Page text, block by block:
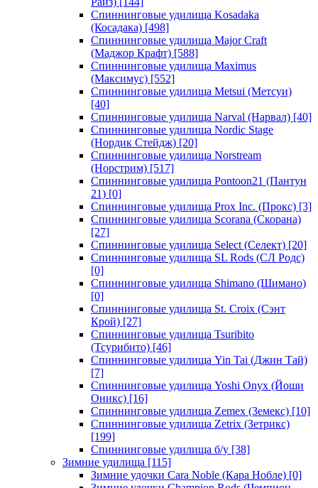
Спиннинговые удилища Kosadaka
(Косадака) [498]
Спиннинговые удилища Major Craft
(Маджор Крафт) [588]
Спиннинговые удилища Maximus
(Максимус) [552]
Спиннинговые удилища Metsui (Метсуи)
[40]
Спиннинговые удилища Narval (Нарвал) [40]
Спиннинговые удилища Nordic Stage
(Нордик Стейдж) [20]
Спиннинговые удилища Norstream
(Норстрим) [517]
Спиннинговые удилища Pontoon21 (Пантун
21) [0]
Спиннинговые удилища Prox Inc. (Прокс) [3]
Спиннинговые удилища Scorana (Скорана)
[27]
Спиннинговые удилища Select (Селект) [20]
Спиннинговые удилища SL Rods (СЛ Родс)
[0]
Спиннинговые удилища Shimano (Шимано)
[0]
Спиннинговые удилища St. Croix (Сэнт
Крой) [27]
Спиннинговые удилища Tsuribito
(Тсурибито) [46]
Спиннинговые удилища Yin Tai (Джин Тай)
[7]
Спиннинговые удилища Yoshi Onyx (Йоши
Оникс) [16]
Спиннинговые удилища Zemex (Земекс) [10]
Спиннинговые удилища Zetrix (Зетрикс)
[199]
Спиннинговые удилища б/у [38]
Зимние удилища [115]
Зимние удочки Cara Noble (Кара Нобле) [0]